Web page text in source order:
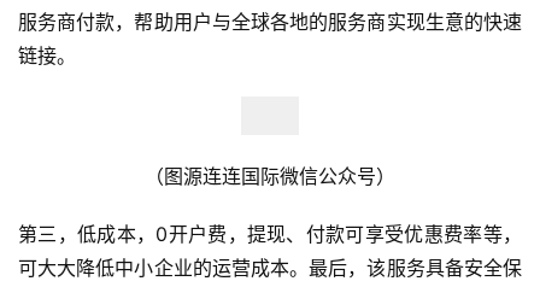
服务商付款，帮助用户与全球各地的服务商实现生意的快速
链接。
（图源连连国际微信公众号）
第三，低成本，0开户费，提现、付款可享受优惠费率等，
可大大降低中小企业的运营成本。最后，该服务具备安全保